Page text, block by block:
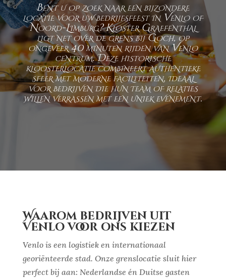
Bent u op zoek naar een bijzondere
locatie voor uw bedrijfsfeest in Venlo of
Noord-Limburg? Kloster Graefenthal
ligt net over de grens bij Goch, op
ongeveer 40 minuten rijden van Venlo
centrum. Deze historische
kloosterlocatie combineert authentieke
sfeer met moderne faciliteiten, ideaal
voor bedrijven die hun team of relaties
willen verrassen met een uniek evenement.
Waarom bedrijven uit
Venlo voor ons kiezen
Venlo is een logistiek en internationaal
georiënteerde stad. Onze grenslocatie sluit hier
perfect bij aan: Nederlandse én Duitse gasten